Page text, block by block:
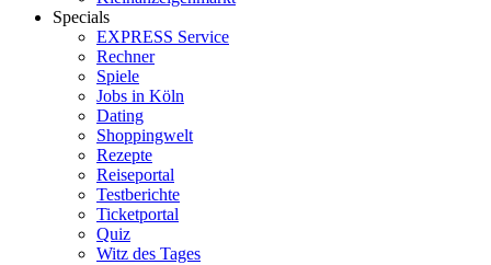
Specials
EXPRESS Service
Rechner
Spiele
Jobs in Köln
Dating
Shoppingwelt
Rezepte
Reiseportal
Testberichte
Ticketportal
Quiz
Witz des Tages